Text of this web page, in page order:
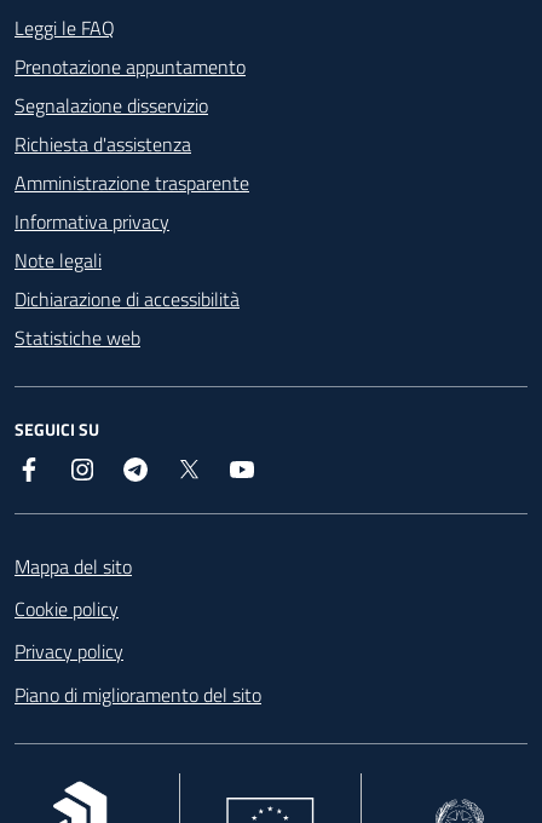
Footer - Contatti
Leggi le FAQ
Prenotazione appuntamento
Segnalazione disservizio
Richiesta d'assistenza
Amministrazione trasparente
Informativa privacy
Note legali
Dichiarazione di accessibilità
Statistiche web
SEGUICI SU
Facebook InstagramTelegram
Mappa del sito
Cookie policy
Privacy policy
Piano di miglioramento del sito
, apre in una nuova scheda